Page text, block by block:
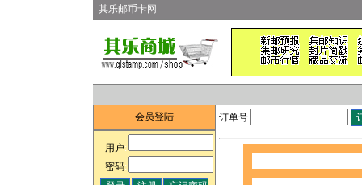
其乐邮币卡网
会员登陆
用户:
密码:
订单号